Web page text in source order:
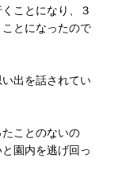
ことになり、３
とになったので
出を話されてい
ことのないの
園内を逃げ回っ